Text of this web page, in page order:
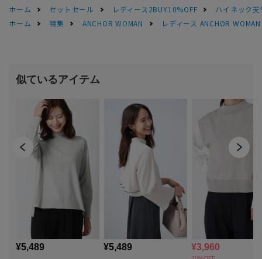
ホーム
セットセール レディース2BUY10%OFF
ハイネック
ホーム
特集 ANCHOR WOMAN レディース ANCHOR